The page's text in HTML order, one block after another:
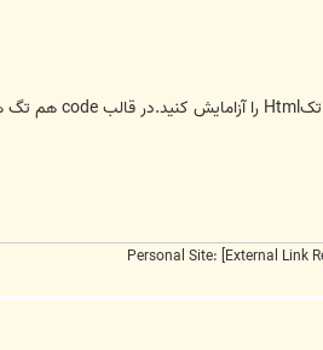
Personal Site: [External Link